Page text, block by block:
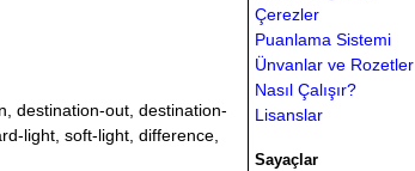
destination-out, destination-
light, soft-light, difference,
Çerezler
Puanlama Sistemi
Ünvanlar ve Rozetler
Nasıl Çalışır?
Lisanslar
Sayaçlar